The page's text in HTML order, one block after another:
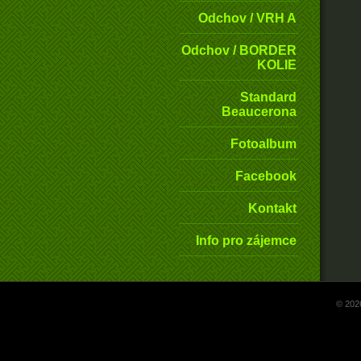
Odchov / VRH A
Odchov / BORDER
KOLIE
Standard
Beaucerona
Fotoalbum
Facebook
Kontakt
Info pro zájemce
©